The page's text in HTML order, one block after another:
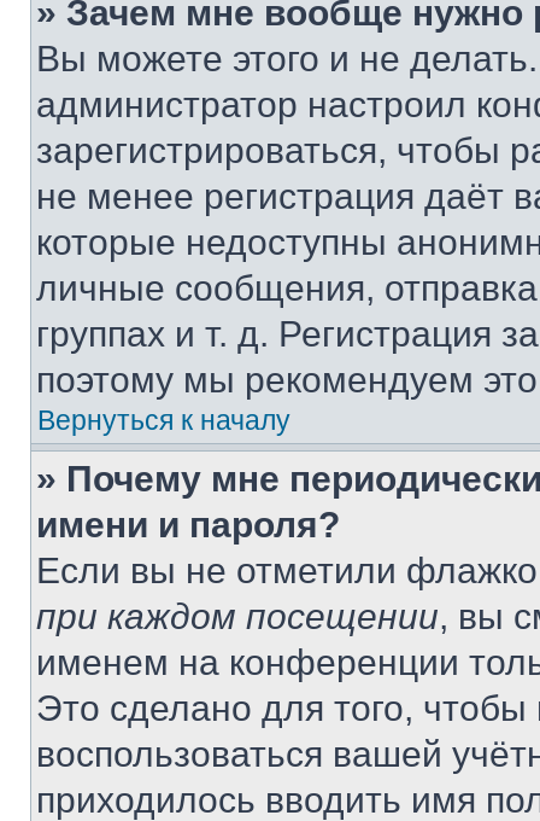
» Зачем мне вообще нужно
Вы можете этого и не
администратор настроил
зарегистрироваться, чтобы
не менее регистрация даёт
которые недоступны
личные сообщения,
группах и т. д. Регистрация
поэтому мы рекомендуем
Вернуться к началу
» Почему мне
имени и пароля?
Если вы не отметили
при каждом посещении, вы
именем на конференции
Это сделано для того, чтобы
воспользоваться вашей
приходилось вводить имя